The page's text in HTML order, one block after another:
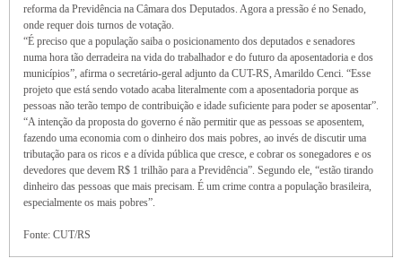
reforma da Previdência na Câmara dos Deputados. Agora a pressão é no Senado,
onde requer dois turnos de votação.
“É preciso que a população saiba o posicionamento dos deputados e senadores
numa hora tão derradeira na vida do trabalhador e do futuro da aposentadoria e dos
municípios”, afirma o secretário-geral adjunto da CUT-RS, Amarildo Cenci. “Esse
projeto que está sendo votado acaba literalmente com a aposentadoria porque as
pessoas não terão tempo de contribuição e idade suficiente para poder se aposentar”.
“A intenção da proposta do governo é não permitir que as pessoas se aposentem,
fazendo uma economia com o dinheiro dos mais pobres, ao invés de discutir uma
tributação para os ricos e a dívida pública que cresce, e cobrar os sonegadores e os
devedores que devem R$ 1 trilhão para a Previdência”. Segundo ele, “estão tirando
dinheiro das pessoas que mais precisam. É um crime contra a população brasileira,
especialmente os mais pobres”.
Fonte: CUT/RS